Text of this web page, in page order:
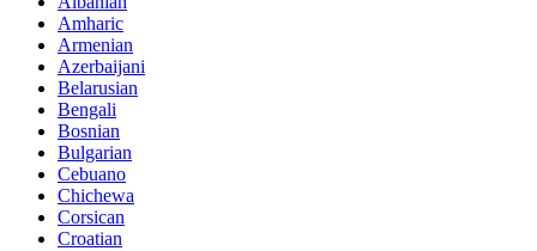
Amharic
Armenian
Azerbaijani
Belarusian
Bengali
Bosnian
Bulgarian
Cebuano
Chichewa
Corsican
Croatian